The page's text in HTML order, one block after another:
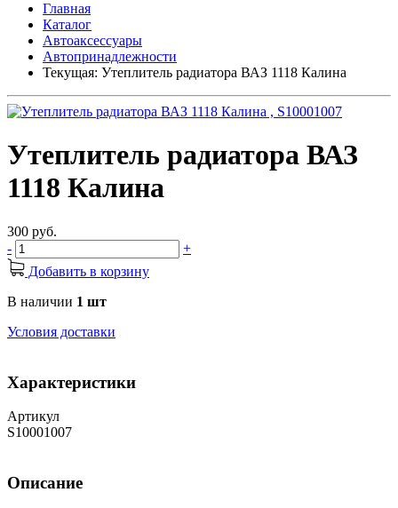
Главная
Каталог
Автоаксессуары
Автопринадлежности
Текущая: Утеплитель радиатора ВАЗ 1118 Калина
Утеплитель радиатора ВАЗ
1118 Калина
300 руб.
-
+
Добавить в корзину
В наличии 1 шт
Условия доставки
Характеристики
Артикул
S10001007
Описание